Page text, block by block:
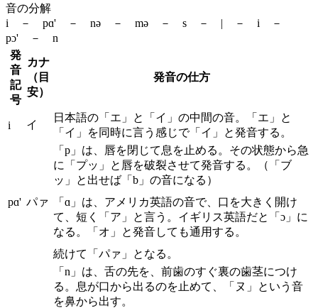
音の分解
i － pɑ' － nə － mə － s － | － i －
pɔ' － n
発
音
記
号
カナ
（目
安）
発音の仕方
i イ
日本語の「エ」と「イ」の中間の音。「エ」と
「イ」を同時に言う感じで「イ」と発音する。
pɑ' パァ
「p」は、唇を閉じて息を止める。その状態から急
に「プッ」と唇を破裂させて発音する。（「ブ
ッ」と出せば「b」の音になる）
「ɑ」は、アメリカ英語の音で、口を大きく開け
て、短く「ア」と言う。イギリス英語だと「ɔ」に
なる。「オ」と発音しても通用する。
続けて「パァ」となる。
「n」は、舌の先を、前歯のすぐ裏の歯茎につけ
る。息が口から出るのを止めて、「ヌ」という音
を鼻から出す。